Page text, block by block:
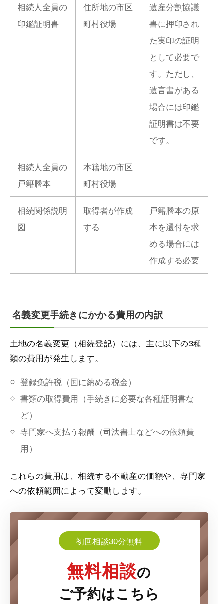
相続人全員の
印鑑証明書
住所地の市区
町村役場
遺産分割協議
書に押印され
た実印の証明
として必要で
す。ただし、
遺言書がある
場合には印鑑
証明書は不要
です。
相続人全員の
戸籍謄本
本籍地の市区
町村役場
相続関係説明
図
取得者が作成
する
戸籍謄本の原
本を還付を求
める場合には
作成する必要
名義変更手続きにかかる費用の内訳
土地の名義変更（相続登記）には、主に以下の3種
類の費用が発生します。
登録免許税（国に納める税金）
書類の取得費用（手続きに必要な各種証明書な
ど）
専門家へ支払う報酬（司法書士などへの依頼費
用）
これらの費用は、相続する不動産の価額や、専門家
への依頼範囲によって変動します。
初回相談30分無料
無料相談の
ご予約はこちら